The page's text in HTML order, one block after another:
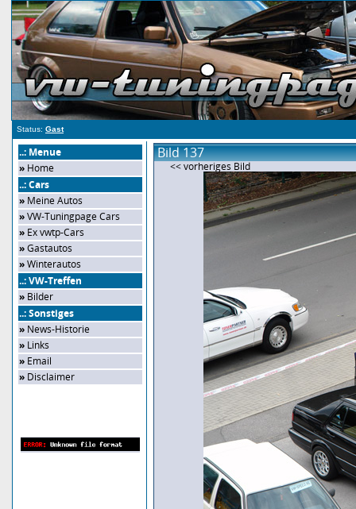
Status: Gast
..: Menue
» Home
..: Cars
» Meine Autos
»VW-Tuningpage Cars
» Ex vwtp-Cars
»Gastautos
»Winterautos
..: VW-Treffen
» Bilder
..: Sonstiges
» News-Historie
» Links
» Email
» Disclaimer
Bild 137
<< vorheriges Bild